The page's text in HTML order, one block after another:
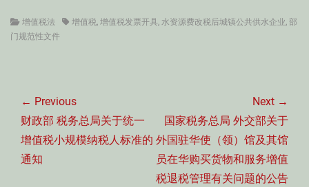
Categories
增值税法 Tags增值税, 增值税发票开具, 水资源费改税后城镇公共供水企业, 部
门规范性文件
章
导
航
← Previous
Previous
post:
财政部 税务总局关于统一
增值税小规模纳税人标准的
通知
Next →
Next
post:
国家税务总局 外交部关于
外国驻华使（领）馆及其馆
员在华购买货物和服务增值
税退税管理有关问题的公告